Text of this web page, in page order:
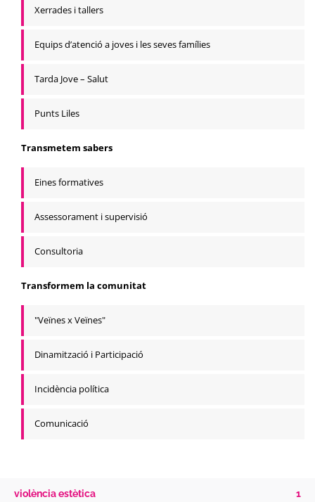
Xerrades i tallers
Equips d’atenció a joves i les seves famílies
Tarda Jove – Salut
Punts Liles
Transmetem sabers
Eines formatives
Assessorament i supervisió
Consultoria
Transformem la comunitat
"Veïnes x Veïnes"
Dinamització i Participació
Incidència política
Comunicació
violència estètica 1